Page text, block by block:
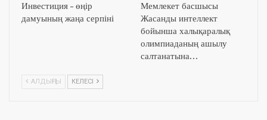
Инвестиция – өңір
дамуының жаңа серпіні
Мемлекет басшысы
Жасанды интеллект
бойынша халықаралық
олимпиаданың ашылу
салтанатына…
АЛДЫҢҒЫ КЕЛЕСІ